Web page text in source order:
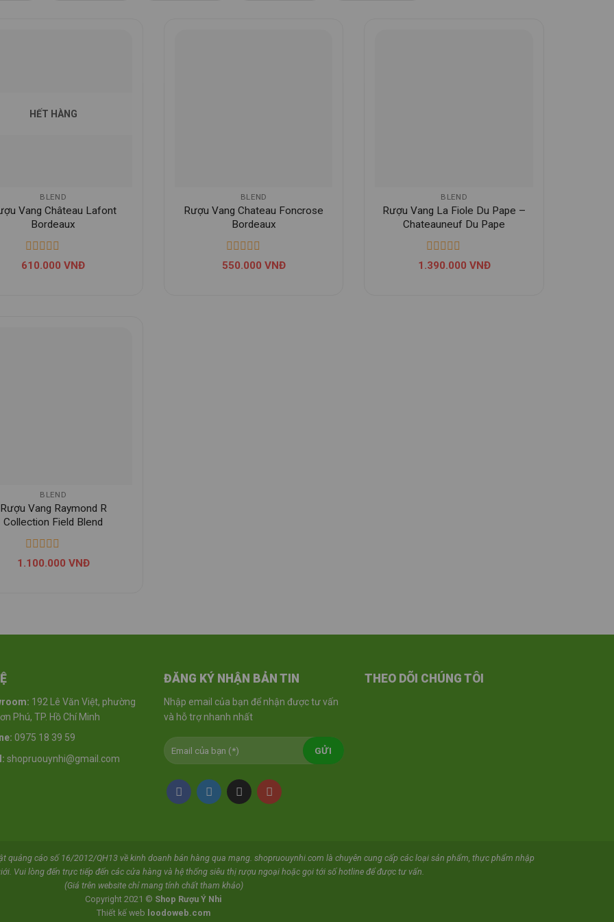
HẾT HÀNG
BLEND
Vang Château Lafont
Bordeaux
610.000 VNĐ
BLEND
Rượu Vang Chateau Foncrose
Bordeaux
550.000 VNĐ
BLEND
Rượu Vang La Fiole Du Pape –
Chateauneuf Du Pape
1.390.000 VNĐ
BLEND
Rượu Vang Raymond R
Collection Field Blend
1.100.000 VNĐ
192 Lê Văn Việt, phường
Phú, TP. Hồ Chí Minh
0975 18 39 59
shopruouynhi@gmail.com
ĐĂNG KÝ NHẬN BẢN TIN
Nhập email của bạn để nhận được tư vấn
và hỗ trợ nhanh nhất
THEO DÕI CHÚNG TÔI
quảng cáo số 16/2012/QH13 về kinh doanh bán hàng qua mạng. shopruouynhi.com là chuyên cung cấp các loại sản phẩm, thực phẩm nhập
Vui lòng đến trực tiếp đến các cửa hàng và hệ thống siêu thị rượu ngoại hoặc gọi tới số hotline để được tư vấn.
(Giá trên website chỉ mang tính chất tham khảo)
Copyright 2021 © Shop Rượu Ý Nhi
Thiết kế web loodoweb.com